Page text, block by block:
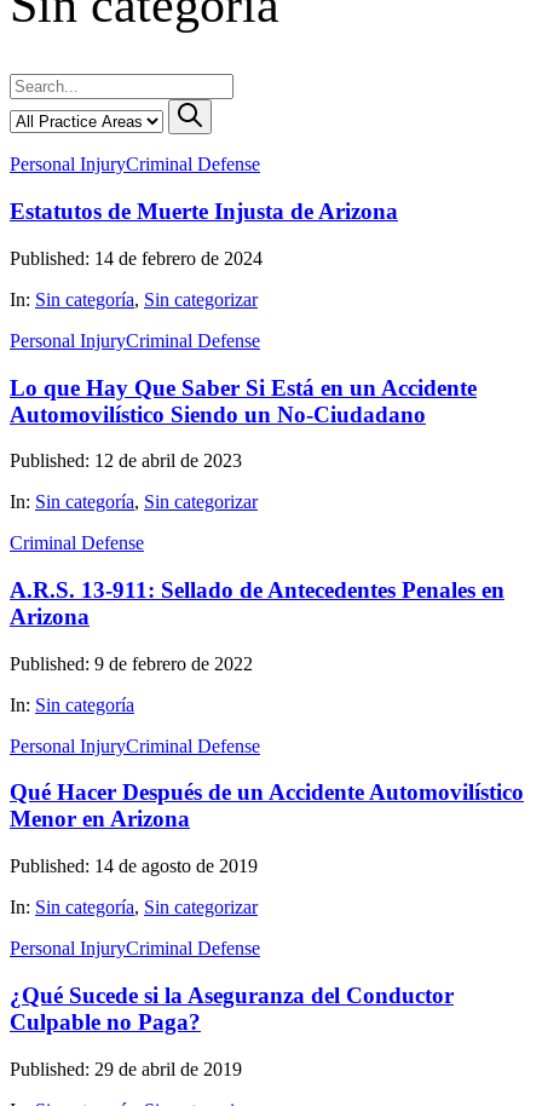
Personal InjuryCriminal Defense
Estatutos de Muerte Injusta de Arizona
Published: 14 de febrero de 2024
In: Sin categoría, Sin categorizar
Personal InjuryCriminal Defense
Lo que Hay Que Saber Si Está en un Accidente
Automovilístico Siendo un No-Ciudadano
Published: 12 de abril de 2023
In: Sin categoría, Sin categorizar
Criminal Defense
A.R.S. 13-911: Sellado de Antecedentes Penales en
Arizona
Published: 9 de febrero de 2022
In: Sin categoría
Personal InjuryCriminal Defense
Qué Hacer Después de un Accidente Automovilístico
Menor en Arizona
Published: 14 de agosto de 2019
In: Sin categoría, Sin categorizar
Personal InjuryCriminal Defense
¿Qué Sucede si la Aseguranza del Conductor
Culpable no Paga?
Published: 29 de abril de 2019